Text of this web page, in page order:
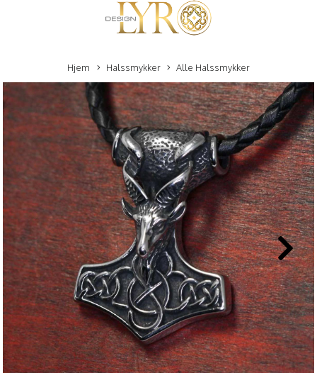
Hjem Halssmykker Alle Halssmykker